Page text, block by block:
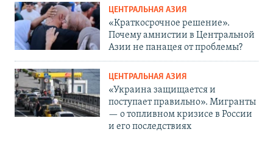
ЦЕНТРАЛЬНАЯ АЗИЯ
«Краткосрочное решение».
Почему амнистии в Центральной
Азии не панацея от проблемы?
ЦЕНТРАЛЬНАЯ АЗИЯ
«Украина защищается и
поступает правильно». Мигранты
— о топливном кризисе в России
и его последствиях